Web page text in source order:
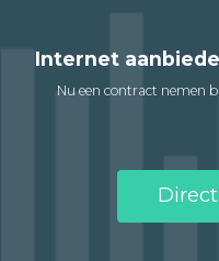
Internet
Nu een contract nemen